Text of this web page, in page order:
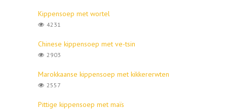
Kippensoep met wortel
4231
Chinese kippensoep met ve-tsin
2903
Marokkaanse kippensoep met kikkererwten
2557
Pittige kippensoep met maïs